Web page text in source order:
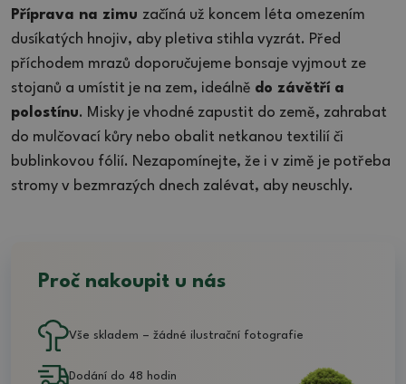
Příprava na zimu začíná už koncem léta omezením
dusíkatých hnojiv, aby pletiva stihla vyzrát. Před
příchodem mrazů doporučujeme bonsaje vyjmout ze
stojanů a umístit je na zem, ideálně do závětří a
polostínu. Misky je vhodné zapustit do země, zahrabat
do mulčovací kůry nebo obalit netkanou textilií či
bublinkovou fólií. Nezapomínejte, že i v zimě je potřeba
stromy v bezmrazých dnech zalévat, aby neuschly.
Proč nakoupit u nás
Vše skladem – žádné ilustrační fotografie
Dodání do 48 hodin